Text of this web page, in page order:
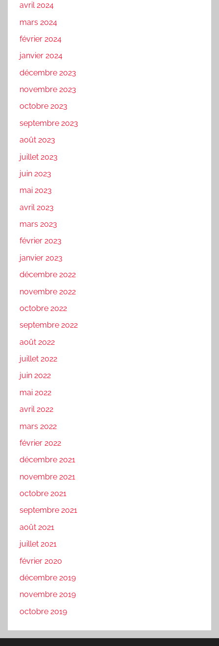
avril 2024
mars 2024
février 2024
janvier 2024
décembre 2023
novembre 2023
octobre 2023
septembre 2023
août 2023
juillet 2023
juin 2023
mai 2023
avril 2023
mars 2023
février 2023
janvier 2023
décembre 2022
novembre 2022
octobre 2022
septembre 2022
août 2022
juillet 2022
juin 2022
mai 2022
avril 2022
mars 2022
février 2022
décembre 2021
novembre 2021
octobre 2021
septembre 2021
août 2021
juillet 2021
février 2020
décembre 2019
novembre 2019
octobre 2019